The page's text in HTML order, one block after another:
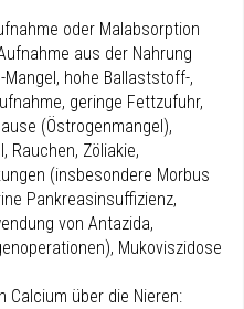
oder Malabsorption
aus der Nahrung
hohe Ballaststoff-,
geringe Fettzufuhr,
(Östrogenmangel),
Rauchen, Zöliakie,
(insbesondere Morbus
Pankreasinsuffizienz,
von Antazida,
Mukoviszidose
Calcium über die Nieren: